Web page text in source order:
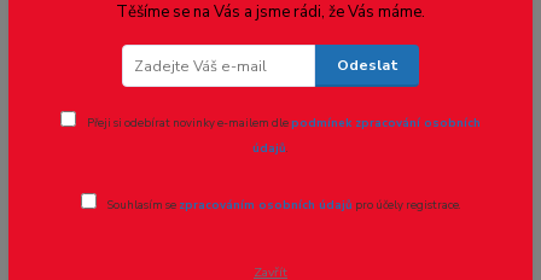
Měřítko: G - 1:22,5
strana z 8 další
Těšíme se na Vás a jsme rádi, že Vás máme.
Odeslat
Přeji si odebírat novinky e-mailem dlepodmínek zpracování osobních
údajů.
Souhlasím se zpracováním osobních údajů pro účely registrace.
Zavřít